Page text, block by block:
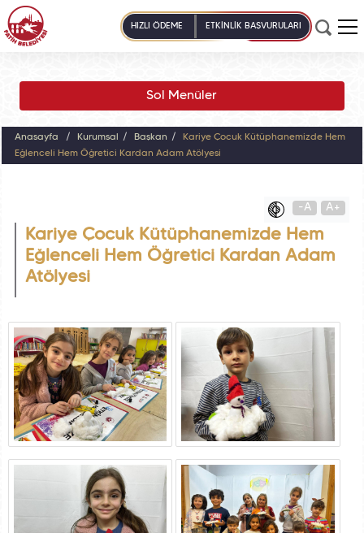
HIZLI ÖDEME ETKİNLİK BAŞVURULARI
Sol Menüler
Anasayfa Kurumsal Başkan
Kariye Çocuk Kütüphanemizde Hem
Eğlenceli Hem Öğretici Kardan Adam Atölyesi
-A A+
Kariye Çocuk Kütüphanemizde Hem
Eğlenceli Hem Öğretici Kardan Adam
Atölyesi